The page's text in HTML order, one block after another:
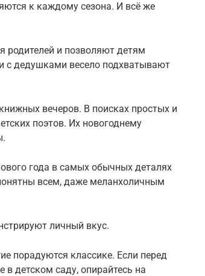
к каждому сезона. И всё же
родителей и позволяют детям
с дедушками весело подхватывают
вечеров. В поисках простых и
поэтов. Их новогоднему
года в самых обычных деталях
всем, даже меланхоличным
личный вкус.
порадуются классике. Если перед
детском саду, опирайтесь на